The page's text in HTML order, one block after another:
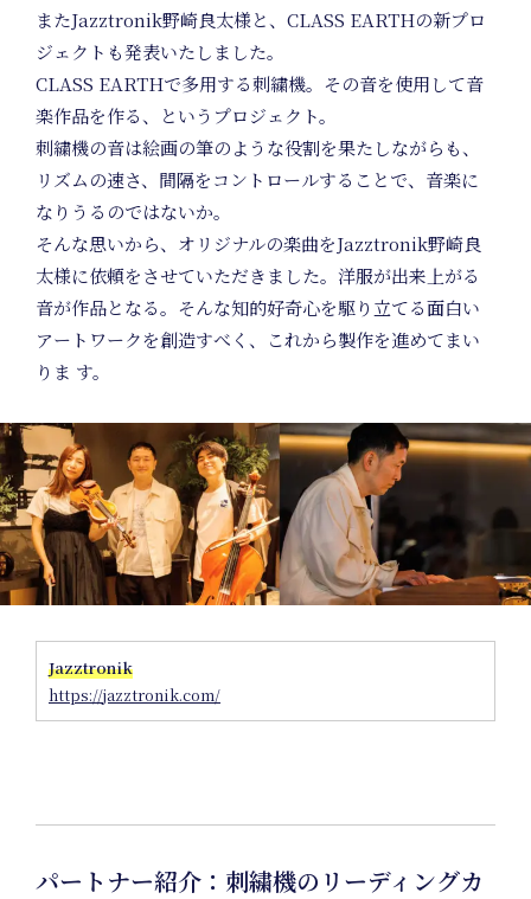
またJazztronik野崎良太様と、CLASS EARTHの新プロ
ジェクトも発表いたしました。
CLASS EARTHで多用する刺繍機。その音を使用して音
楽作品を作る、というプロジェクト。
刺繍機の音は絵画の筆のような役割を果たしながらも、
リズムの速さ、間隔をコントロールすることで、音楽に
なりうるのではないか。
そんな思いから、オリジナルの楽曲をJazztronik野崎良
太様に依頼をさせていただきました。洋服が出来上がる
音が作品となる。そんな知的好奇心を駆り立てる面白い
アートワークを創造すべく、これから製作を進めてまい
りま す。
Jazztronik
https://jazztronik.com/
パートナー紹介：刺繍機のリーディングカ